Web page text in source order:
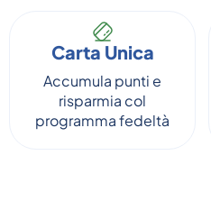
Carta Unica
Accumula punti e
risparmia col
programma fedeltà